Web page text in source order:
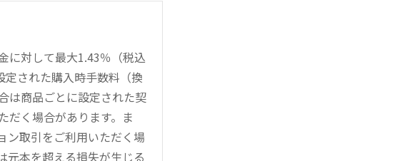
に対して最大1.43％（税込
された購入時手数料（換
は商品ごとに設定された契
だく場合があります。ま
ン取引をご利用いただく場
元本を超える損失が生じる